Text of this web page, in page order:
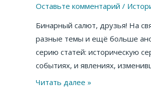
Оставьте комментарий /
Бинарный салют, друзья! На
разные темы и ещё больше
серию статей: историческую
событиях, и явлениях,
Читать далее »